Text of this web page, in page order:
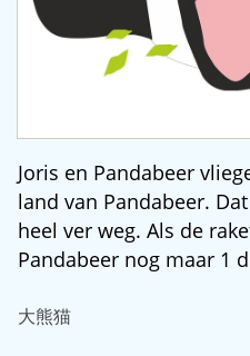
Joris en Pandabeer
land van Pandabeer.
heel ver weg. Als de
Pandabeer nog maar 1
大熊猫